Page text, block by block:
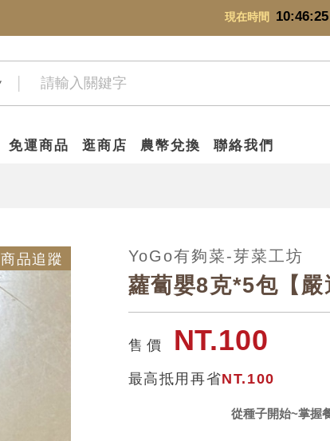
現在時間 10:46:25
免運商品 逛商店 農幣兌換 聯絡我們
商品追蹤 YoGo有夠菜-芽菜工坊
蘿蔔嬰8克*5包【
售 價 NT.100
最高抵用再省NT.100
從種子開始~掌握